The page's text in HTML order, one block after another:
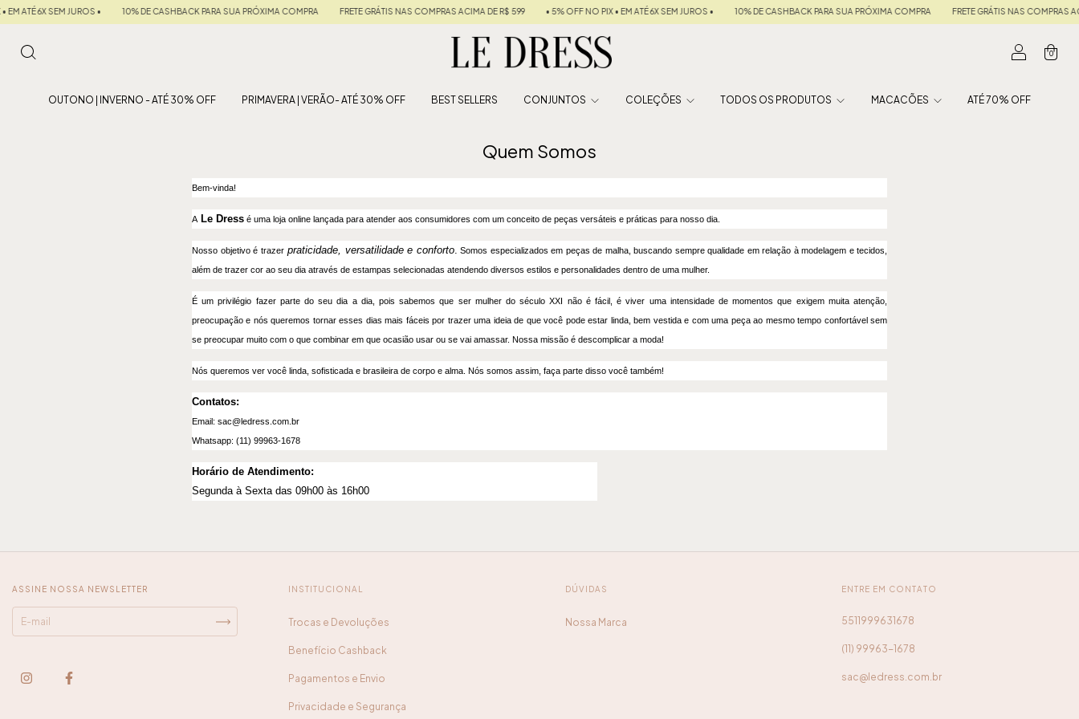
ATÉ 6X SEM JUROS • 10% DE CASHBACK PARA SUA PRÓXIMA COMPRA FRETE GRÁTIS NAS COMPRAS ACIMA DE R$ 599 • 5% OFF NO PIX • EM ATÉ 6X SEM JUROS • 10% DE CASHBACK PARA SUA PRÓXIMA COMPRA FRETE GRÁTIS NAS COMPRAS
0
OUTONO | INVERNO - ATÉ 30% OFF PRIMAVERA | VERÃO- ATÉ 30% OFF BEST SELLERS CONJUNTOS COLEÇÕES TODOS OS PRODUTOS MACACÕES ATÉ 70% OFF
Quem Somos
Bem-vinda!
A Le Dress é uma loja online lançada para atender aos consumidores com um conceito de peças versáteis e práticas para nosso dia.
Nosso objetivo é trazer praticidade, versatilidade e conforto. Somos especializados em peças de malha, buscando sempre qualidade em relação à modelagem e tecidos,
além de trazer cor ao seu dia através de estampas selecionadas atendendo diversos estilos e personalidades dentro de uma mulher.
É um privilégio fazer parte do seu dia a dia, pois sabemos que ser mulher do século XXI não é fácil, é viver uma intensidade de momentos que exigem muita atenção,
preocupação e nós queremos tornar esses dias mais fáceis por trazer uma ideia de que você pode estar linda, bem vestida e com uma peça ao mesmo tempo confortável sem
se preocupar muito com o que combinar em que ocasião usar ou se vai amassar. Nossa missão é descomplicar a moda!
Nós queremos ver você linda, sofisticada e brasileira de corpo e alma. Nós somos assim, faça parte disso você também!
Contatos:
Email: sac@ledress.com.br
Whatsapp: (11) 99963-1678
Horário de Atendimento:
Segunda à Sexta das 09h00 às 16h00
ASSINE NOSSA NEWSLETTER INSTITUCIONAL
Trocas e Devoluções
Benefício Cashback
Pagamentos e Envio
Privacidade e Segurança
DÚVIDAS
Nossa Marca
ENTRE EM CONTATO
5511999631678
(11) 99963-1678
sac@ledress.com.br